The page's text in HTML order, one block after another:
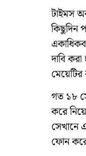
টাইমস
কিছুদিন
দাবি
মেয়েটির
গত ১৮
করে
সেখানে
ফোন করে